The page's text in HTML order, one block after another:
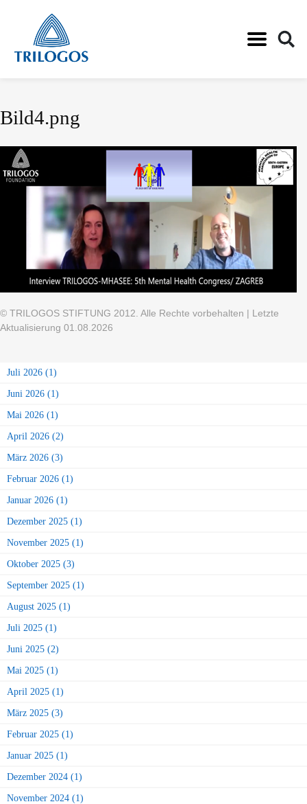
Direkt
zum
Bild4.png
© TRILOGOS STIFTUNG 2012. Alle Rechte vorbehalten | Letzte
Aktualisierung 01.08.2026
Juli 2026 (1)
Juni 2026 (1)
Mai 2026 (1)
April 2026 (2)
März 2026 (3)
Februar 2026 (1)
Januar 2026 (1)
Dezember 2025 (1)
November 2025 (1)
Oktober 2025 (3)
September 2025 (1)
August 2025 (1)
Juli 2025 (1)
Juni 2025 (2)
Mai 2025 (1)
April 2025 (1)
März 2025 (3)
Februar 2025 (1)
Januar 2025 (1)
Dezember 2024 (1)
November 2024 (1)